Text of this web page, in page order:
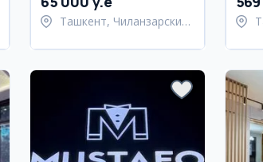
Ташкент, Чиланзарский